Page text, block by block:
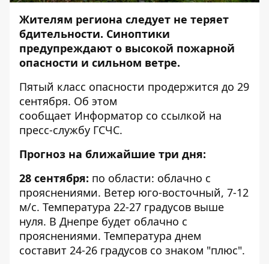
Жителям региона следует не теряет
бдительности. Синоптики
предупреждают о высокой пожарной
опасности и сильном ветре.
Пятый класс опасности продержится до 29
сентября. Об этом
сообщает Информатор со ссылкой на
пресс-службу ГСЧС.
Прогноз на ближайшие три дня:
28 сентября: по области: облачно с
прояснениями. Ветер юго-восточный, 7-12
м/с. Температура 22-27 градусов выше
нуля. В Днепре будет облачно с
прояснениями. Температура днем
составит 24-26 градусов со знаком "плюс".